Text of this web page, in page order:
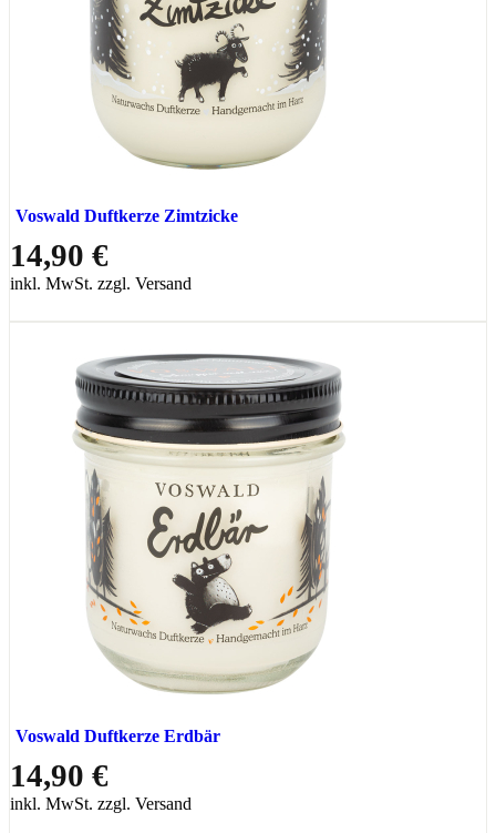
Voswald Duftkerze Zimtzicke
14,90 €
inkl. MwSt. zzgl. Versand
Voswald Duftkerze Erdbär
14,90 €
inkl. MwSt. zzgl. Versand